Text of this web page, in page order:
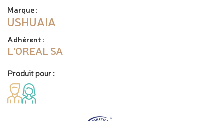
Marque:
USHUAIA
Adhérent :
L'OREAL SA
Produit pour :